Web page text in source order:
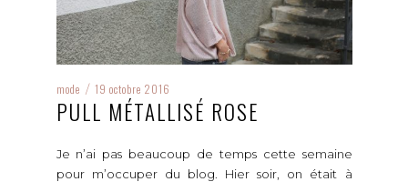
mode / 19 octobre 2016
PULL MÉTALLISÉ ROSE
Je n’ai pas beaucoup de temps cette semaine
pour m’occuper du blog. Hier soir, on était à